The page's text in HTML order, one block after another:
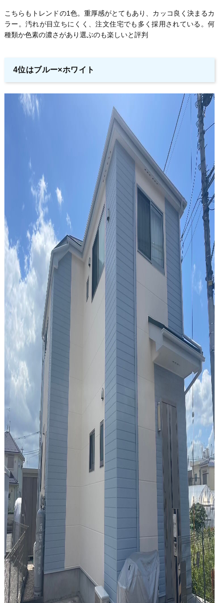
こちらもトレンドの1色。重厚感がとてもあり、カッコ良く決まるカ
ラー。汚れが目立ちにくく、注文住宅でも多く採用されている。何
種類か色素の濃さがあり選ぶのも楽しいと評判
4位はブルー×ホワイト